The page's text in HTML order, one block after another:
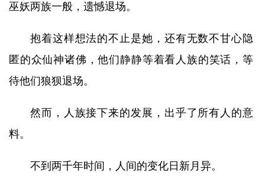
巫妖两族一般，遗憾退场。
抱着这样想法的不止是她，还有无数不甘心隐
匿的众仙神诸佛，他们静静等着看人族的笑话，等
待他们狼狈退场。
然而，人族接下来的发展，出乎了所有人的意
料。
不到两千年时间，人间的变化日新月异。